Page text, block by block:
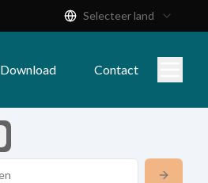
Selecteer land
Download Contact